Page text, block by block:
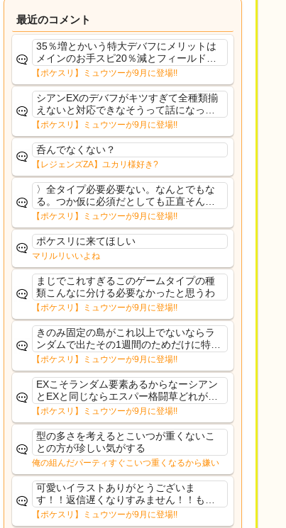
最近のコメント
35％増とかいう特大デバフにメリットは
メインのお手スピ20％減とフィールド効
果のみフェアリーノーマルとか引いたら
まともに料理も作れないし終わり控えめ
に言ってカス
【ポケスリ】ミュウツーが9月に登場!!
シアンEXのデバフがキツすぎて全種類揃
えないと対応できなそうって話になって
るわ
【ポケスリ】ミュウツーが9月に登場!!
呑んでなくない？
【レジェンズZA】ユカリ様好き?
〉全タイプ必要必要ない。なんとでもな
る。つか仮に必須だとしても正直そんな
もんに付き合う気は無い。運営は時間の
リソースを甘く見すぎなのよ。ポケスリ
やったことないやろうなと思ってる。〉
ラピスEX最短二年後...
【ポケスリ】ミュウツーが9月に登場!!
ポケスリに来てほしい
マリルリいいよね
まじでこれすぎるこのゲームタイプの種
類こんなに分ける必要なかったと思うわ
【ポケスリ】ミュウツーが9月に登場!!
きのみ固定の島がこれ以上でないならラ
ンダムで出たその1週間のためだけに特定
のタイプにリソース割くのなんだかむな
しい気がするわ出番がないってわけじゃ
ないから無駄ではないんだけど
【ポケスリ】ミュウツーが9月に登場!!
EXこそランダム要素あるからなーシアン
とEXと同じならエスパー格闘草どれが事
前に来るか分からんから、積む必要があ
るミュウツーは使いにくくね？って思っ
た
【ポケスリ】ミュウツーが9月に登場!!
型の多さを考えるとこいつが重くないこ
との方が珍しい気がする
俺の組んだパーティすぐこいつ重くなるから嫌い
可愛いイラストありがとうございま
す！！返信遅くなりすみません！！もう
少ししたら通常再開できます！
【ポケスリ】ミュウツーが9月に登場!!